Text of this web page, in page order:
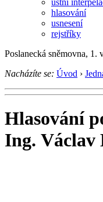
hlasování
usnesení
rejstříky
Poslanecká sněmovna,
Nacházíte se: Úvod ›
Hlasování
Ing. Václav